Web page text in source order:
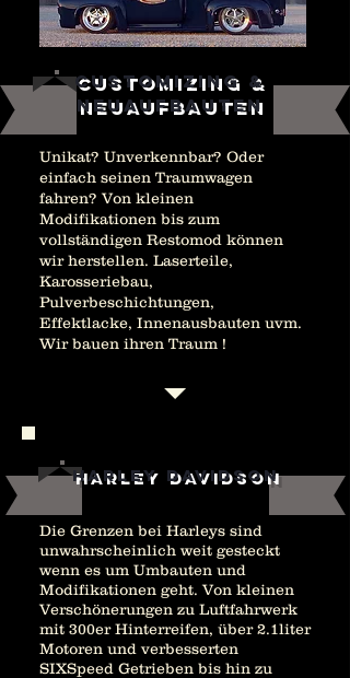
Customizing &
Neuaufbauten
Unikat? Unverkennbar? Oder
einfach seinen Traumwagen
fahren? Von kleinen
Modifikationen bis zum
vollständigen Restomod können
wir herstellen. Laserteile,
Karosseriebau,
Pulverbeschichtungen,
Effektlacke, Innenausbauten uvm.
Wir bauen ihren Traum !
Harley Davidson
Die Grenzen bei Harleys sind
unwahrscheinlich weit gesteckt
wenn es um Umbauten und
Modifikationen geht. Von kleinen
Verschönerungen zu Luftfahrwerk
mit 300er Hinterreifen, über 2.1liter
Motoren und verbesserten
SIXSpeed Getrieben bis hin zu